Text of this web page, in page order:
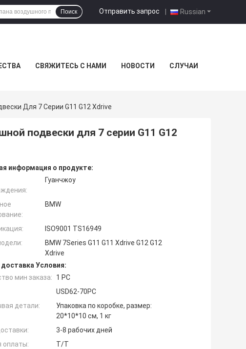
Russian
Отправить запрос |
Поиск
СВЯЖИТЕСЬ С НАМИ НОВОСТИ СЛУЧАИ
Для 7 Серии G11 G12 Xdrive
подвески для 7 серии G11 G12
информация о продукте:
Гуанчжоу
BMW
ISO9001 TS16949
BMW 7Series G11 G11 Xdrive G12 G12
Xdrive
Условия:
мин заказа:
1 PC
USD62-70PC
детали:
Упаковка по коробке, размер:
20*10*10 см, 1 кг
3-8 рабочих дней
оплаты:
T/T